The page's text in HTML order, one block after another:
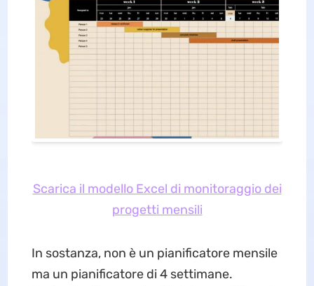
Scarica il modello Excel di monitoraggio dei
progetti mensili
In sostanza, non è un pianificatore mensile
ma un pianificatore di 4 settimane.